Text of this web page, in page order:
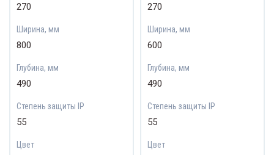
270
Ширина, мм
800
Глубина, мм
490
Степень защиты IP
55
Цвет
270
Ширина, мм
600
Глубина, мм
490
Степень защиты IP
55
Цвет